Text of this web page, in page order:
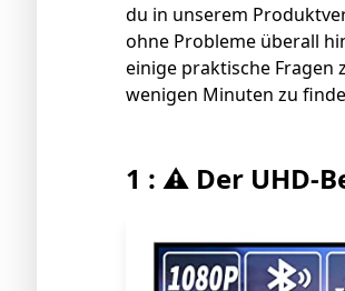
du in unserem
ohne Probleme überall
einige praktische Fragen
wenigen Minuten zu
1 : ⚠️ Der UHD-